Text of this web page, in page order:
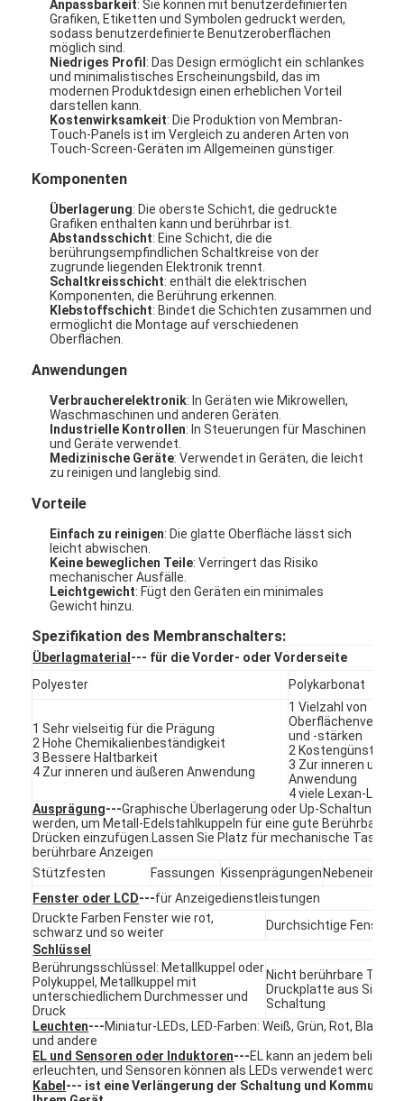
Zu Hause
Produkte
Über uns
Qualitätskontrolle
Kontakt mit uns
Neuigkeiten
Bitte um ein Angebot
LED-Membranschalter
Tastmembranschalter
Anpassbarkeit: Sie können mit benutzerdefinierten
Grafiken, Etiketten und Symbolen gedruckt werden,
sodass benutzerdefinierte Benutzeroberflächen
möglich sind.
Niedriges Profil : Das Design ermöglicht ein schlankes
und minimalistisches Erscheinungsbild, das im
modernen Produktdesign einen erheblichen Vorteil
darstellen kann.
Kostenwirksamkeit: Die Produktion von Membran-
Touch-Panels ist im Vergleich zu anderen Arten von
Touch-Screen-Geräten im Allgemeinen günstiger.
Komponenten
Überlagerung: Die oberste Schicht, die gedruckte
Grafiken enthalten kann und berührbar ist.
Abstandsschicht: Eine Schicht, die die
berührungsempfindlichen Schaltkreise von der
zugrunde liegenden Elektronik trennt.
Schaltkreisschicht: enthält die elektrischen
Komponenten, die Berührung erkennen.
Klebstoffschicht: Bindet die Schichten zusammen und
ermöglicht die Montage auf verschiedenen
Oberflächen.
Anwendungen
Verbraucherelektronik: In Geräten wie Mikrowellen,
Waschmaschinen und anderen Geräten.
Industrielle Kontrollen: In Steuerungen für Maschinen
und Geräte verwendet.
Medizinische Geräte: Verwendet in Geräten, die leicht
zu reinigen und langlebig sind.
Vorteile
Einfach zu reinigen: Die glatte Oberfläche lässt sich
leicht abwischen.
Keine beweglichen Teile: Verringert das Risiko
mechanischer Ausfälle.
Leichtgewicht: Fügt den Geräten ein minimales
Gewicht hinzu.
Spezifikation des Membranschalters:
Überlagmaterial --- für die Vorder- oder Vorderseite
Polyester
Polykarbonat
1 Sehr vielseitig für die Prägung
2 Hohe Chemikalienbeständigkeit
3 Bessere Haltbarkeit
4 Zur inneren und äußeren Anwendung
1 Vielzahl von
und -stärken
2 Kostengünstiger
3 Zur inneren und
Anwendung
4 viele Lexan-Label
Ausprägung---Graphische Überlagerung oder Up-Schaltung
werden, um Metall-Edelstahlkuppeln für eine gute Berührbarkeit
Drücken einzufügen.Lassen Sie Platz für mechanische Tasten
berührbare Anzeigen
Stützfesten
Fassungen Kissenprägungen
Fenster oder LCD---für Anzeigedienstleistungen
Druckte Farben Fenster wie rot,
schwarz und so weiter
Durchsichtige Fenster
Schlüssel
Berührungsschlüssel: Metallkuppel oder
Polykuppel, Metallkuppel mit
unterschiedlichem Durchmesser und
Druck
Nicht berührbare
Druckplatte aus Silber
Schaltung
Leuchten---Miniatur-LEDs, LED-Farben: Weiß, Grün, Rot, Blau,
und andere
EL und Sensoren oder Induktoren---EL kann an jedem
erleuchten, und Sensoren können als LEDs verwendet werden.
Kabel --- ist eine Verlängerung der Schaltung und